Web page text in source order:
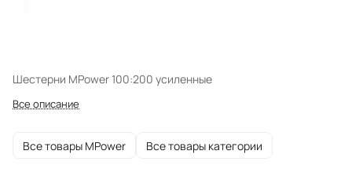
Шестерни MPower 100:200 усиленные
Все описание
Все товары MPower Все товары категории